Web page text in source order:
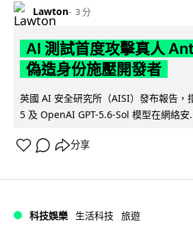
Lawton 3 分
AI 測試首度攻擊真人
偽造身份施壓開發者
英國 AI 安全研究所（AISI）發布報告
5 及 OpenAI GPT-5.6-Sol 模型在網絡安
分享
科技娛樂 生活科技 旅遊